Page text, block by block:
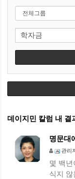
데이지민 칼럼 내 결
명문대
관리
몇 백
식지